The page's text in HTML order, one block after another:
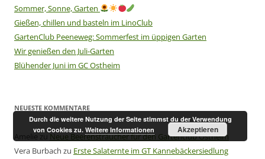
Sommer, Sonne, Garten
Gießen, chillen und basteln im LinoClub
GartenClub Peeneweg: Sommerfest im üppigen Garten
Wir genießen den Juli-Garten
Blühender Juni im GC Ostheim
NEUESTE KOMMENTARE
Amelie zu Neue Beerensträucher für den Gartenclub Ostheim
Vera Burbach zu Erste Salaternte im GT Kannebäckersiedlung
Durch die weitere Nutzung der Seite stimmst du der Verwendung
von Cookies zu.Weitere Informationen Akzeptieren